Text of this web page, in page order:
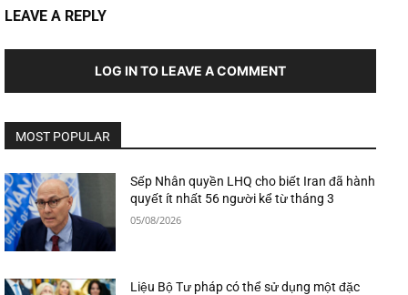
LEAVE A REPLY
LOG IN TO LEAVE A COMMENT
MOST POPULAR
Sếp Nhân quyền LHQ cho biết Iran đã hành
quyết ít nhất 56 người kể từ tháng 3
05/08/2026
Liệu Bộ Tư pháp có thể sử dụng một đặc